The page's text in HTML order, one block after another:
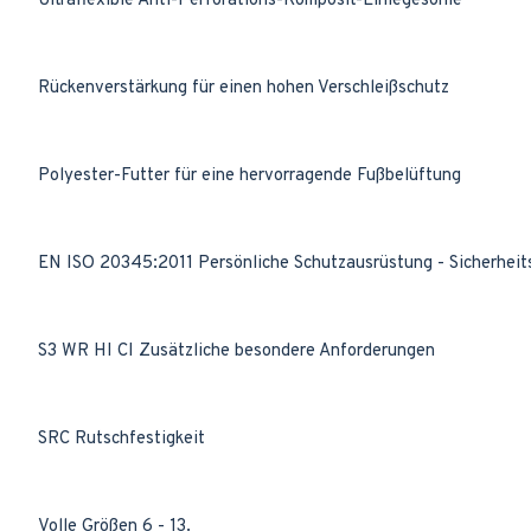
Rückenverstärkung für einen hohen Verschleißschutz
Polyester-Futter für eine hervorragende Fußbelüftung
EN ISO 20345:2011 Persönliche Schutzausrüstung -
S3 WR HI CI Zusätzliche besondere Anforderungen
SRC Rutschfestigkeit